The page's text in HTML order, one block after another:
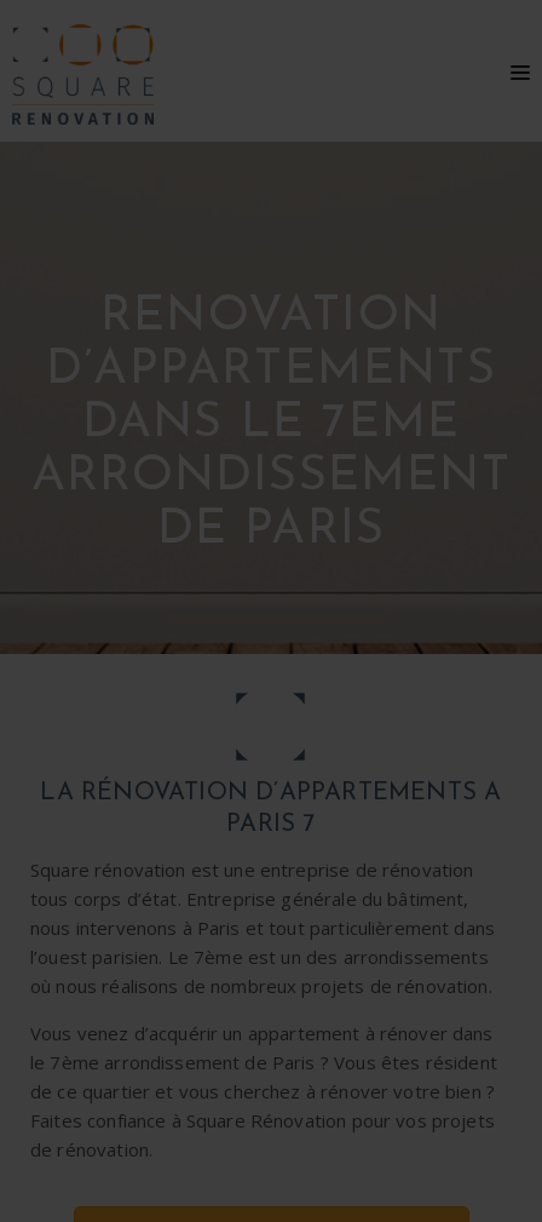
LA RÉNOVATION D’APPARTEMENTS A
PARIS 7
Square rénovation est une entreprise de rénovation
tous corps d’état. Entreprise générale du bâtiment,
nous intervenons à Paris et tout particulièrement dans
l’ouest parisien. Le 7ème est un des arrondissements
où nous réalisons de nombreux projets de rénovation.
Vous venez d’acquérir un appartement à rénover dans
le 7ème arrondissement de Paris ? Vous êtes résident
de ce quartier et vous cherchez à rénover votre bien ?
Faites confiance à Square Rénovation pour vos projets
de rénovation.